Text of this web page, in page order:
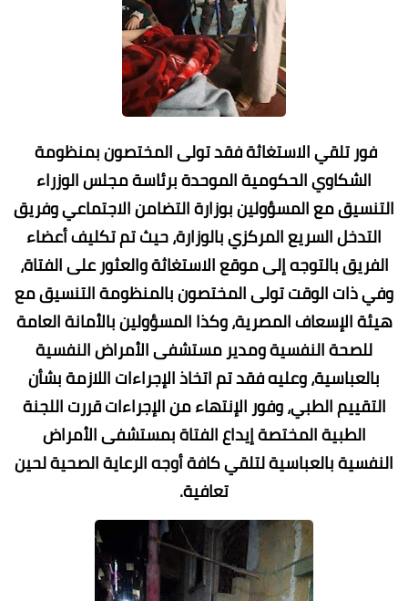
فور تلقي الاستغاثة فقد تولى المختصون بمنظومة
الشكاوي الحكومية الموحدة برئاسة مجلس الوزراء
التنسيق مع المسؤولين بوزارة التضامن الاجتماعي وفريق
التدخل السريع المركزي بالوزارة، حيث تم تكليف أعضاء
الفريق بالتوجه إلى موقع الاستغاثة والعثور على الفتاة،
وفي ذات الوقت تولى المختصون بالمنظومة التنسيق مع
هيئة الإسعاف المصرية، وكذا المسؤولين بالأمانة العامة
للصحة النفسية ومدير مستشفى الأمراض النفسية
بالعباسية، وعليه فقد تم اتخاذ الإجراءات اللازمة بشأن
التقييم الطبي، وفور الإنتهاء من الإجراءات قررت اللجنة
الطبية المختصة إيداع الفتاة بمستشفى الأمراض
النفسية بالعباسية لتلقي كافة أوجه الرعاية الصحية لحين
تعافية.